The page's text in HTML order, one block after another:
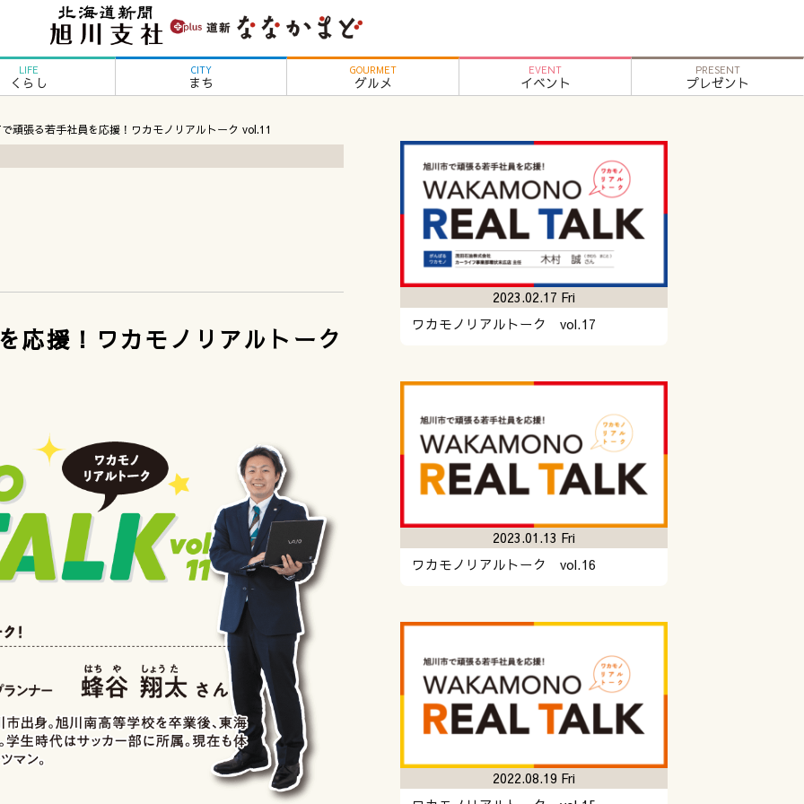
LIFE
くらし
CITY
まち
GOURMET
グルメ
EVENT
イベント
PRESENT
プレゼント
頑張る若手社員を応援！ワカモノリアルトーク vol.11
応援！ワカモノリアルトーク ワカモノリアルトーク vol.17
2023.02.17 Fri
ワカモノリアルトーク vol.16
2023.01.13 Fri
2022.08.19 Fri